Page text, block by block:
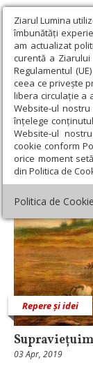
Ziarul Lumina
îmbunătăți
am actualizat
curentă a
Regulamentul
ceea ce privește
libera circulație a
Website-ul
înțelege
Website-ul
cookie conform
orice moment
din Politica de
Politica de Cookie
Ziarul Lumina ›
Pr. Paul
Repere și idei
03 Apr, 2019